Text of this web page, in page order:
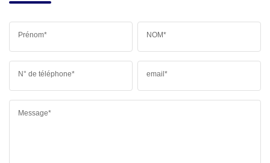
Prénom* NOM*
N° de téléphone* email*
Message*